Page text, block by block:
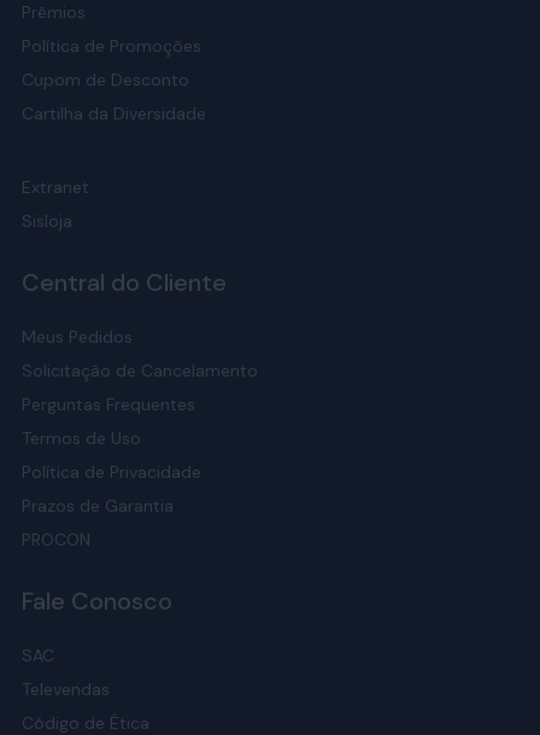
Prêmios
Política de Promoções
Cupom de Desconto
Cartilha da Diversidade
Extranet
Sisloja
Central do Cliente
Meus Pedidos
Solicitação de Cancelamento
Perguntas Frequentes
Termos de Uso
Política de Privacidade
Prazos de Garantia
PROCON
Fale Conosco
SAC
Televendas
Código de Ética